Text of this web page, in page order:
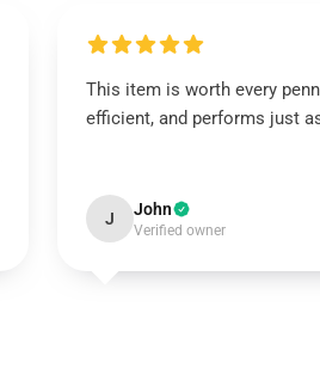
This item is worth every
efficient, and performs just
J John
Verified owner